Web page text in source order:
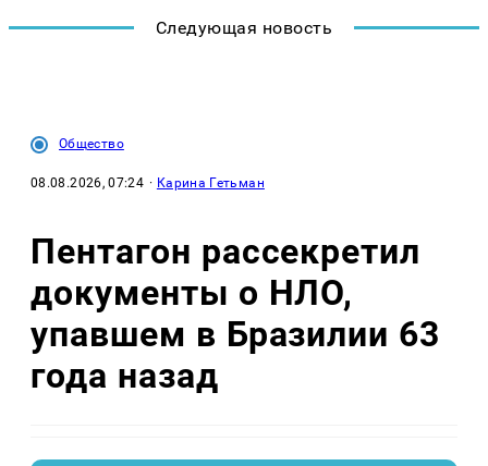
Следующая новость
Общество
08.08.2026, 07:24 · Карина Гетьман
Пентагон рассекретил
документы о НЛО,
упавшем в Бразилии 63
года назад